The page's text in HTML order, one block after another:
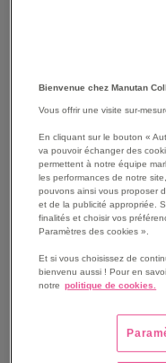
SKIP
BEGINNING
Les avantages
Armoire à pharmacie
Fermeture à clef
Stockage
Voir le descriptif complet
Bienvenue chez Manutan
Vous offrir une visite sur-
En cliquant sur le bouton «
va pouvoir échanger des
permettent à notre équipe
les performances de notre
pouvons ainsi vous proposer
et de la publicité appropriée.
finalités et choisir vos
Paramètres des cookies ».
Et si vous choisissez de
bienvenu aussi ! Pour en
notre politique de cookies.